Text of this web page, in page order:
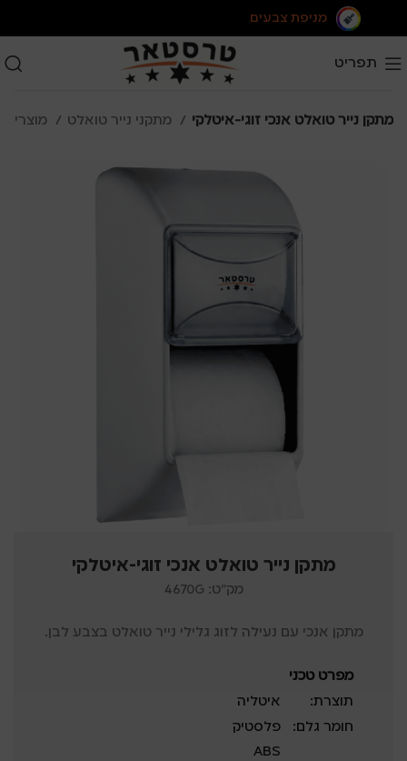
מניפת צבעים
תפריט
מוצרי ואביזרי היגיינה מתקני נייר טואלט מתקן נייר טואלט אנכי זוגי-איטלקי
מתקן נייר טואלט אנכי זוגי-איטלקי
מק"ט: 4670G
מתקן אנכי עם נעילה לזוג גלילי נייר טואלט בצבע לבן.
מפרט טכני
תוצרת:
איטליה
חומר גלם:
פלסטיק
ABS